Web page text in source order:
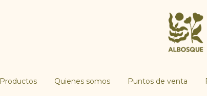
Productos Quienes somos Puntos de venta